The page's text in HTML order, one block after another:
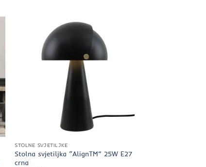
STOLNE SVJETILJKE
Stolna svjetiljka “AlignTM” 25W E27
crna